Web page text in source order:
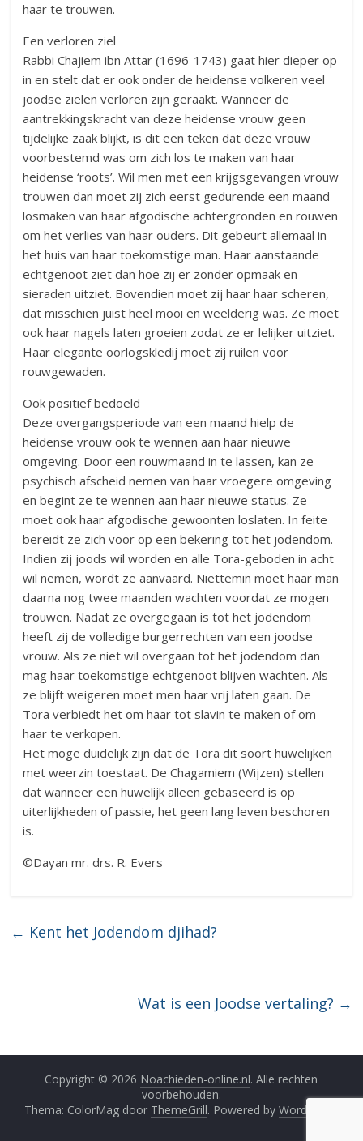
haar te trouwen.
Een verloren ziel
Rabbi Chajiem ibn Attar (1696-1743) gaat hier dieper op
in en stelt dat er ook onder de heidense volkeren veel
joodse zielen verloren zijn geraakt. Wanneer de
aantrekkingskracht van deze heidense vrouw geen
tijdelijke zaak blijkt, is dit een teken dat deze vrouw
voorbestemd was om zich los te maken van haar
heidense ‘roots’. Wil men met een krijgsgevangen vrouw
trouwen dan moet zij zich eerst gedurende een maand
losmaken van haar afgodische achtergronden en rouwen
om het verlies van haar ouders. Dit gebeurt allemaal in
het huis van haar toekomstige man. Haar aanstaande
echtgenoot ziet dan hoe zij er zonder opmaak en
sieraden uitziet. Bovendien moet zij haar haar scheren,
dat misschien juist heel mooi en weelderig was. Ze moet
ook haar nagels laten groeien zodat ze er lelijker uitziet.
Haar elegante oorlogskledij moet zij ruilen voor
rouwgewaden.
Ook positief bedoeld
Deze overgangsperiode van een maand hielp de
heidense vrouw ook te wennen aan haar nieuwe
omgeving. Door een rouwmaand in te lassen, kan ze
psychisch afscheid nemen van haar vroegere omgeving
en begint ze te wennen aan haar nieuwe status. Ze
moet ook haar afgodische gewoonten loslaten. In feite
bereidt ze zich voor op een bekering tot het jodendom.
Indien zij joods wil worden en alle Tora-geboden in acht
wil nemen, wordt ze aanvaard. Niettemin moet haar man
daarna nog twee maanden wachten voordat ze mogen
trouwen. Nadat ze overgegaan is tot het jodendom
heeft zij de volledige burgerrechten van een joodse
vrouw. Als ze niet wil overgaan tot het jodendom dan
mag haar toekomstige echtgenoot blijven wachten. Als
ze blijft weigeren moet men haar vrij laten gaan. De
Tora verbiedt het om haar tot slavin te maken of om
haar te verkopen.
Het moge duidelijk zijn dat de Tora dit soort huwelijken
met weerzin toestaat. De Chagamiem (Wijzen) stellen
dat wanneer een huwelijk alleen gebaseerd is op
uiterlijkheden of passie, het geen lang leven beschoren
is.
©Dayan mr. drs. R. Evers
← Kent het Jodendom djihad?
Wat is een Joodse vertaling? →
Copyright © 2026 Noachieden-online.nl. Alle rechten
voorbehouden.
Thema: ColorMag door ThemeGrill. Powered by WordPress